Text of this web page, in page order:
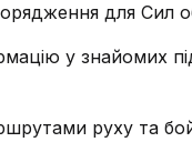
для Сил
у знайомих
руху та